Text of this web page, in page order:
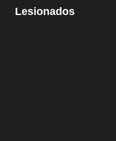
Lesionados